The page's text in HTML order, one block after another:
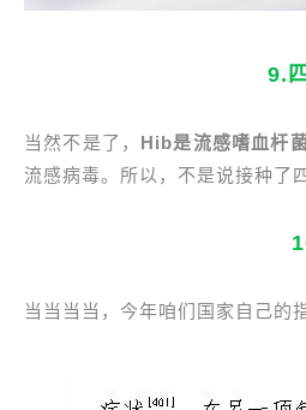
9.
当然不是了， Hib是流感嗜血杆
流感病毒。所以，不是说接种了
当当当当，今年咱们国家自己的